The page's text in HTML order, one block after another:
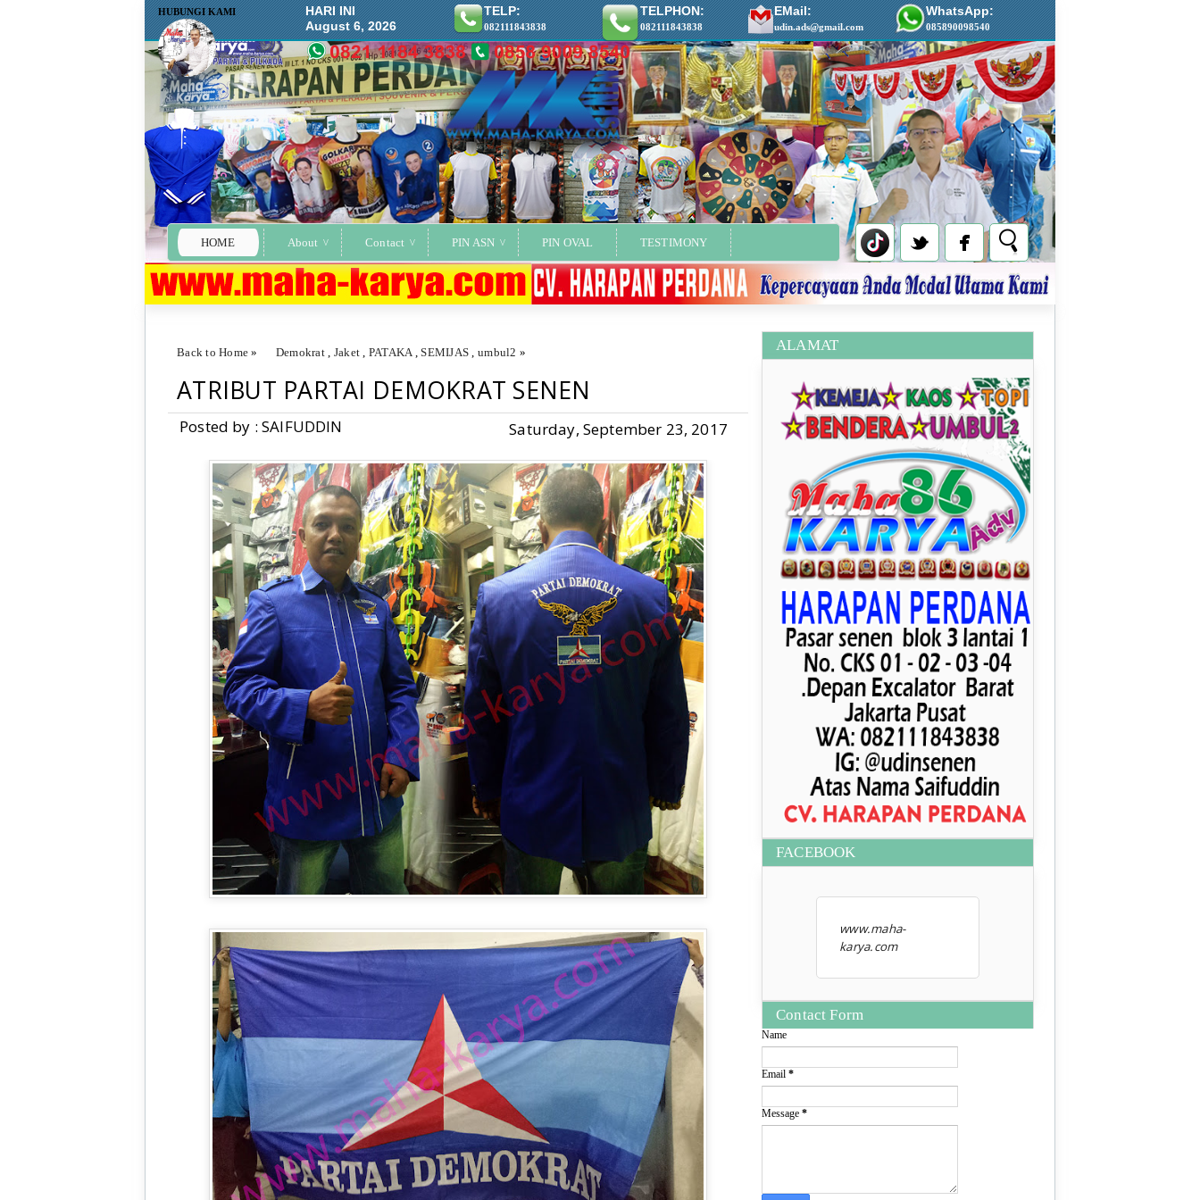
HOME About Contact PIN ASN PIN OVAL TESTIMONY
HUBUNGI KAMI
HARI INI
August 6, 2026
TELP:
082111843838
TELPHON:
082111843838
EMail:
udin.ads@gmail.com
WhatsApp:
085890098540
Back to Home » Demokrat, Jaket , PATAKA,SEMIJAS , umbul2 »
ATRIBUT PARTAI DEMOKRAT SENEN
ATRIBUT PARTAI DEMOKRAT SENEN
Posted by : SAIFUDDIN Saturday, September 23, 2017
ALAMAT
FACEBOOK
www.maha-
karya.com
Contact Form
Name
Email *
Message *